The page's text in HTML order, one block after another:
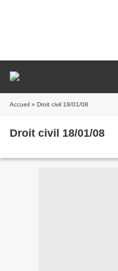
Accueil » Droit civil 18/01/08
Droit civil 18/01/08